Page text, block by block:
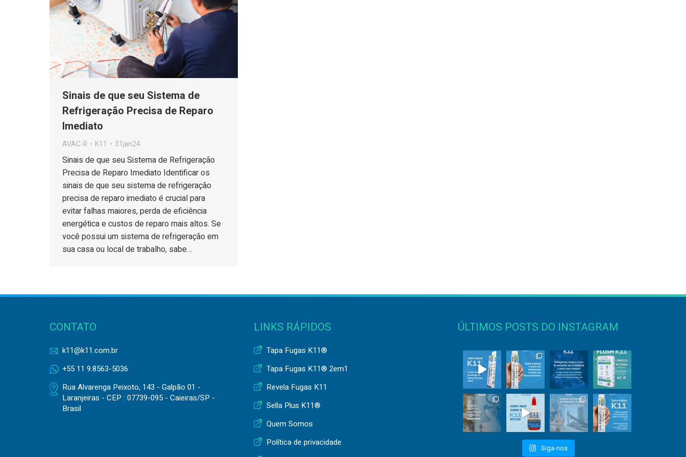
Sinais de que seu Sistema de
Refrigeração Precisa de Reparo
Imediato
AVAC-R K11 31jan24
Sinais de que seu Sistema de Refrigeração
Precisa de Reparo Imediato Identificar os
sinais de que seu sistema de refrigeração
precisa de reparo imediato é crucial para
evitar falhas maiores, perda de eficiência
energética e custos de reparo mais altos. Se
você possui um sistema de refrigeração em
sua casa ou local de trabalho, sabe…
CONTATO
k11@k11.com.br
+55 11 9.8563-5036
Rua Alvarenga Peixoto, 143 - Galpão 01 -
Laranjeiras - CEP : 07739-095 - Caieiras/SP -
Brasil
LINKS RÁPIDOS
Tapa Fugas K11®
Tapa Fugas K11® 2em1
Revela Fugas K11
Sella Plus K11®
Quem Somos
Política de privacidade
ÚLTIMOS POSTS DO INSTAGRAM
Siga-nos